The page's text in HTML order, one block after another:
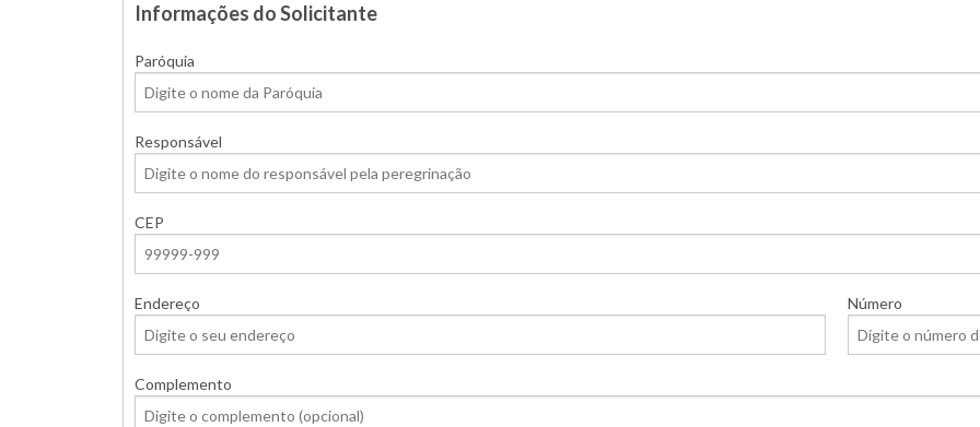
Informações do Solicitante
Paróquia
Responsável
CEP
Endereço Número
Complemento